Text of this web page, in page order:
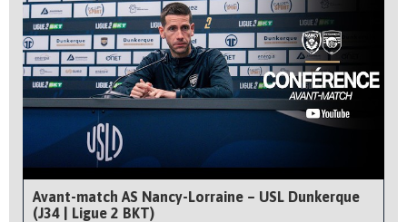
Avant-match AS Nancy-Lorraine – USL Dunkerque
(J34 | Ligue 2 BKT)